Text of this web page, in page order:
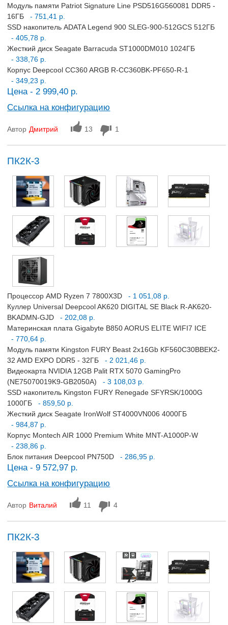
Модуль памяти Patriot Signature Line PSD516G560081 DDR5 -
16ГБ
- 751,41 р.
SSD накопитель ADATA Legend 900 SLEG-900-512GCS 512ГБ
- 405,78 р.
Жесткий диск Seagate Barracuda ST1000DM010 1024ГБ
- 338,76 р.
Корпус Deepcool CC360 ARGB R-CC360BK-PF650-R-1
- 349,23 р.
Цена - 2 999,40 р.
Ссылка на конфигурацию
Автор Дмитрий 13 1
ПК2К-3
Процессор AMD Ryzen 7 7800X3D
- 1 051,08 р.
Куллер Universal Deepcool AK620 DIGITAL SE Black R-AK620-
BKADMN-GJD
- 202,08 р.
Материнская плата Gigabyte B850 AORUS ELITE WIFI7 ICE
- 770,64 р.
Модуль памяти Kingston FURY Beast 2x16Gb KF560C30BBEK2-
32 AMD EXPO DDR5 - 32ГБ
- 2 021,46 р.
Видеокарта NVIDIA 12GB Palit RTX 5070 GamingPro
(NE75070019K9-GB2050A)
- 3 108,03 р.
SSD накопитель Kingston FURY Renegade SFYRSK/1000G
1000ГБ
- 859,50 р.
Жесткий диск Seagate IronWolf ST4000VN006 4000ГБ
- 984,87 р.
Корпус Montech AIR 1000 Premium White MNT-A1000P-W
- 238,86 р.
Блок питания Deepcool PN750D
- 286,95 р.
Цена - 9 572,97 р.
Ссылка на конфигурацию
Автор Виталий 11 4
ПК2К-3